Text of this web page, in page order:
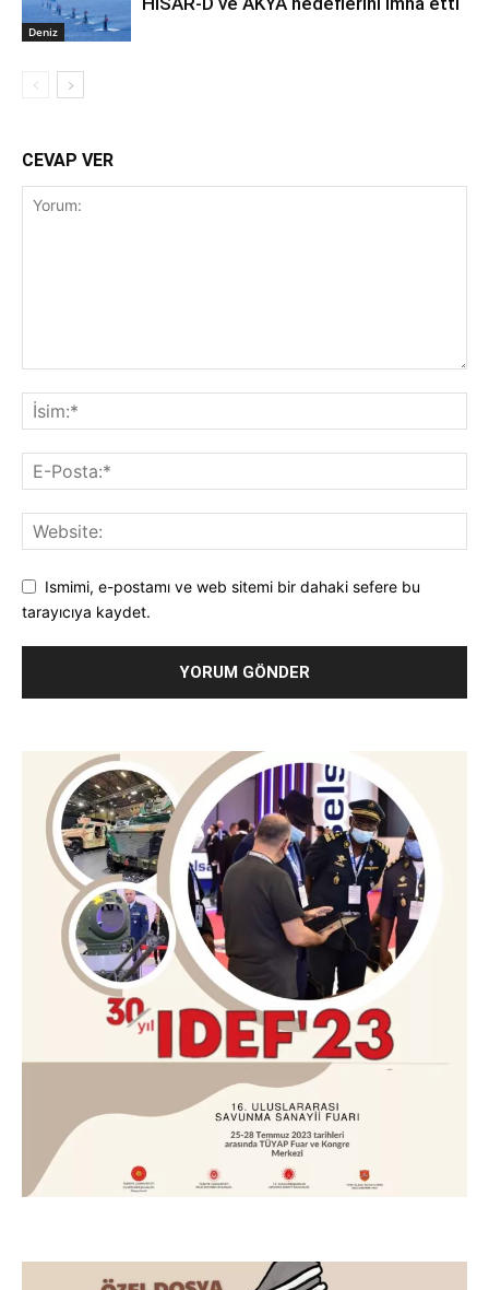
Deniz
CEVAP VER
Ismimi, e-postamı ve web sitemi bir dahaki sefere bu
tarayıcıya kaydet.